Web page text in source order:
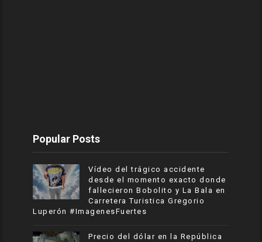
Popular Posts
Vídeo del trágico accidente
desde el momento exacto donde
fallecieron Bobolito y La Bala en
Carretera Turistica Gregorio
Luperón #ImagenesFuertes
Precio del dólar en la República